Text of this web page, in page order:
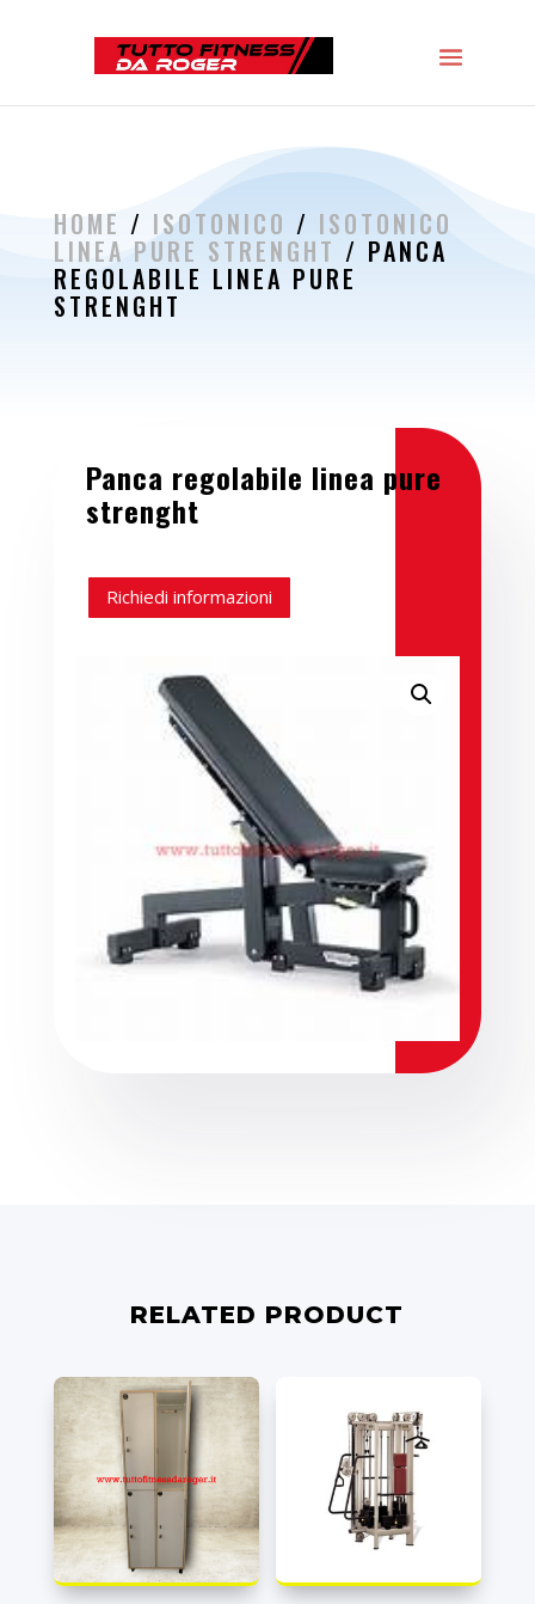
HOME / ISOTONICO / ISOTONICO
LINEA PURE STRENGHT / PANCA
REGOLABILE LINEA PURE
STRENGHT
Panca regolabile linea pure
strenght
Richiedi informazioni
RELATED PRODUCT